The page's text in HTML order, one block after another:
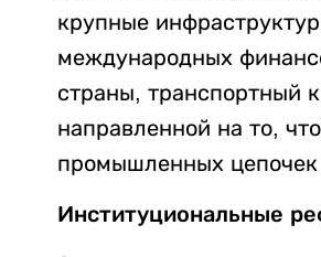
крупные
международных
страны, транспортный
направленной на то,
промышленных цепочек
Институциональные